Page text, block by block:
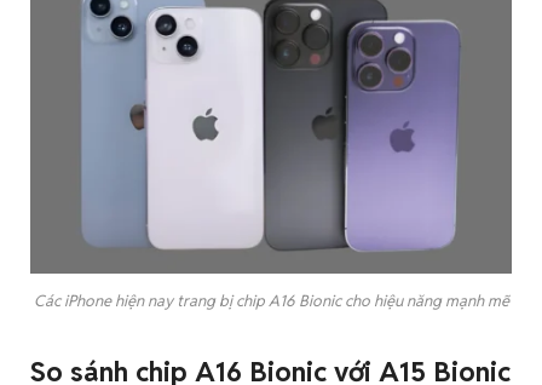
Các iPhone hiện nay trang bị chip A16 Bionic cho hiệu năng mạnh mẽ
So sánh chip A16 Bionic với A15 Bionic